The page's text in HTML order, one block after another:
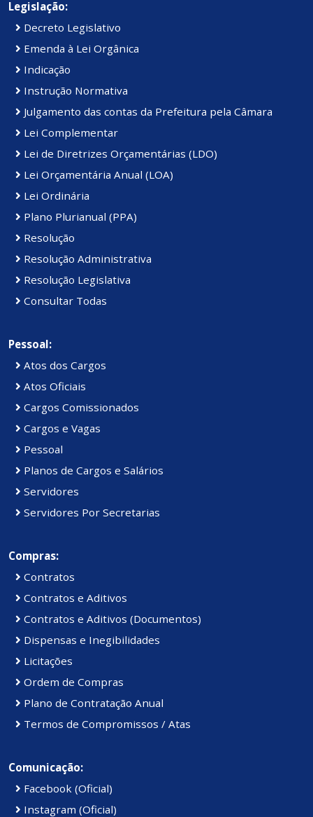
Legislação:
Decreto Legislativo
Emenda à Lei Orgânica
Indicação
Instrução Normativa
Julgamento das contas da Prefeitura pela Câmara
Lei Complementar
Lei de Diretrizes Orçamentárias (LDO)
Lei Orçamentária Anual (LOA)
Lei Ordinária
Plano Plurianual (PPA)
Resolução
Resolução Administrativa
Resolução Legislativa
Consultar Todas
Pessoal:
Atos dos Cargos
Atos Oficiais
Cargos Comissionados
Cargos e Vagas
Pessoal
Planos de Cargos e Salários
Servidores
Servidores Por Secretarias
Compras:
Contratos
Contratos e Aditivos
Contratos e Aditivos (Documentos)
Dispensas e Inegibilidades
Licitações
Ordem de Compras
Plano de Contratação Anual
Termos de Compromissos / Atas
Comunicação:
Facebook (Oficial)
Instagram (Oficial)